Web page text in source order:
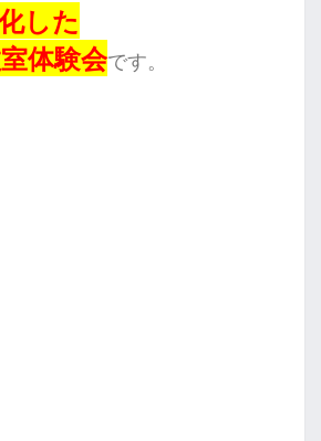
した
体験会です。